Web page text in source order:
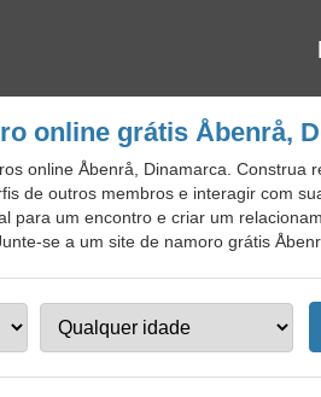
online grátis Åbenrå,
online Åbenrå, Dinamarca. Construa
de outros membros e interagir com
para um encontro e criar um
se a um site de namoro grátis